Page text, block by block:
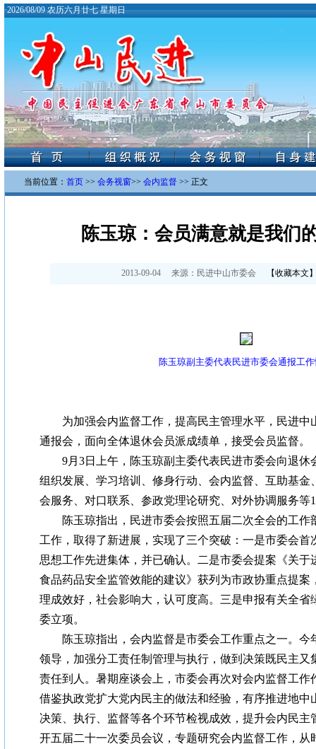
·2026/08/09 农历六月廿七 星期日
当前位置： 首页 >> 会务视窗>> 会内监督 >> 正文
陈玉琼：会员满意就是我们
2013-09-04 来源： 民进中山市委会 【收藏本文
陈玉琼副主委代表民进市委会通报工
为加强会内监督工作，提高民主管理水平，民进中
通报会，面向全体退休会员派成绩单，接受会员监督。
9月3日上午，陈玉琼副主委代表民进市委会向退休
组织发展、学习培训、修身行动、会内监督、互助基金
会服务、对口联系、参政党理论研究、对外协调服务等
陈玉琼指出，民进市委会按照五届二次全会的工作
工作，取得了新进展，实现了三个突破：一是市委会首
思想工作先进集体，并已确认。二是市委会提案《关于
食品药品安全监管效能的建议》获列为市政协重点提案
理成效好，社会影响大，认可度高。三是申报有关全省
委立项。
陈玉琼指出，会内监督是市委会工作重点之一。今
领导，加强分工责任制管理与执行，做到决策既民主又
责任到人。暑期座谈会上，市委会再次对会内监督工作
借鉴执政党扩大党内民主的做法和经验，有序推进地中
决策、执行、监督等各个环节检视成效，提升会内民主
开五届二十一次委员会议，专题研究会内监督工作，从